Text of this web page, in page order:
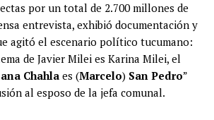
por un total de 2.700 millones de
entrevista, exhibió documentación y
agitó el escenario político tucumano:
de Javier Milei es Karina Milei, el
Chahla es (Marcelo) San Pedro”
al esposo de la jefa comunal.